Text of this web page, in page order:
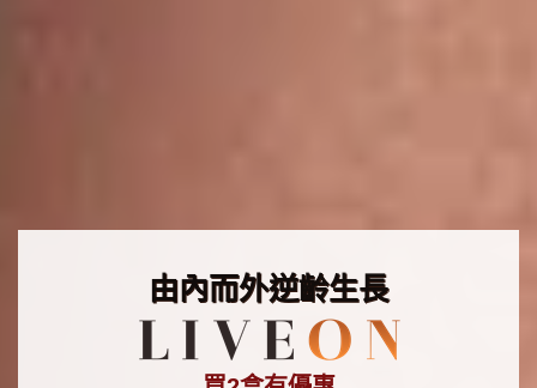
由內而外逆齡生長